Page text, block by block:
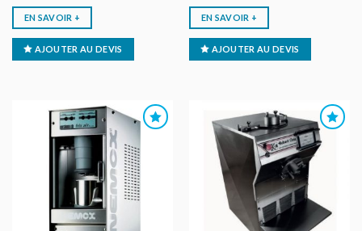
EN SAVOIR +
AJOUTER AU DEVIS
EN SAVOIR +
AJOUTER AU DEVIS
AJOUTER
AU DEVIS
AJOUTER
AU DEVIS